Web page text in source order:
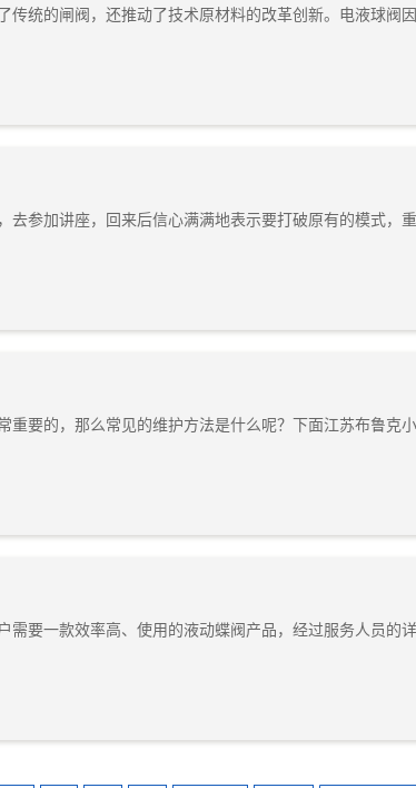
统的闸阀，还推动了技术原材料的改革创新。电液球阀
参加讲座，回来后信心满满地表示要打破原有的模式，
重要的，那么常见的维护方法是什么呢？下面江苏布鲁克
要一款效率高、使用的液动蝶阀产品，经过服务人员的详